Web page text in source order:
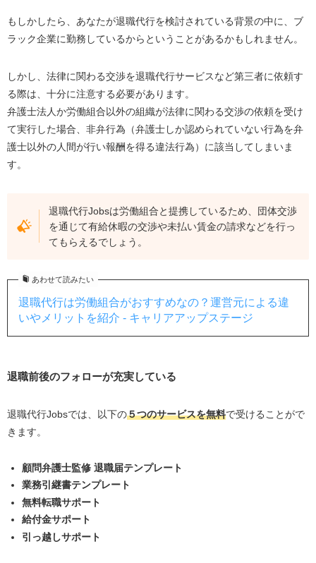
もしかしたら、あなたが退職代行を検討されている背景の中に、ブ
ラック企業に勤務しているからということがあるかもしれません。
しかし、法律に関わる交渉を退職代行サービスなど第三者に依頼す
る際は、十分に注意する必要があります。
弁護士法人か労働組合以外の組織が法律に関わる交渉の依頼を受け
て実行した場合、非弁行為（弁護士しか認められていない行為を弁
護士以外の人間が行い報酬を得る違法行為）に該当してしまいま
す。
退職代行Jobsは労働組合と提携しているため、団体交渉
を通じて有給休暇の交渉や未払い賃金の請求などを行っ
てもらえるでしょう。
あわせて読みたい
退職代行は労働組合がおすすめなの？運営元による違
いやメリットを紹介 - キャリアアップステージ
退職前後のフォローが充実している
退職代行Jobsでは、以下の５つのサービスを無料で受けることがで
きます。
顧問弁護士監修 退職届テンプレート
業務引継書テンプレート
無料転職サポート
給付金サポート
引っ越しサポート